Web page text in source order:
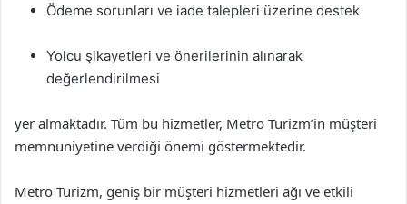
Ödeme sorunları ve iade talepleri üzerine destek
Yolcu şikayetleri ve önerilerinin alınarak
değerlendirilmesi
yer almaktadır. Tüm bu hizmetler, Metro Turizm’in müşteri
memnuniyetine verdiği önemi göstermektedir.
Metro Turizm, geniş bir müşteri hizmetleri ağı ve etkili